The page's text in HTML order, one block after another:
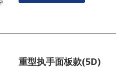
重型执手面板款(5D)